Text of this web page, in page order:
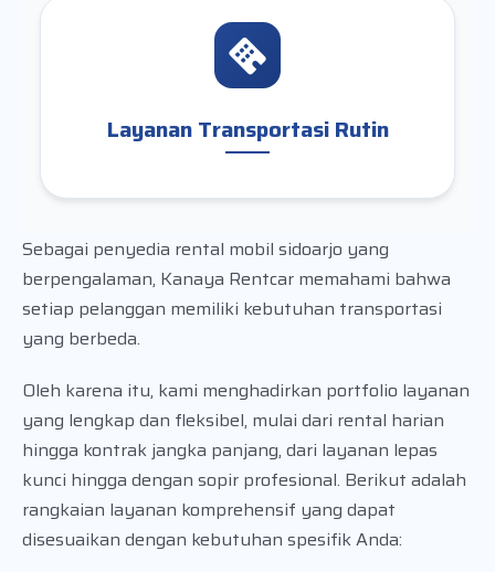
Layanan Transportasi Rutin
Sebagai penyedia rental mobil sidoarjo yang
berpengalaman, Kanaya Rentcar memahami bahwa
setiap pelanggan memiliki kebutuhan transportasi
yang berbeda.
Oleh karena itu, kami menghadirkan portfolio layanan
yang lengkap dan fleksibel, mulai dari rental harian
hingga kontrak jangka panjang, dari layanan lepas
kunci hingga dengan sopir profesional. Berikut adalah
rangkaian layanan komprehensif yang dapat
disesuaikan dengan kebutuhan spesifik Anda: